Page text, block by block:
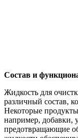
Состав и
Жидкость для
различный состав,
Некоторые
например, добавки,
предотвращающие